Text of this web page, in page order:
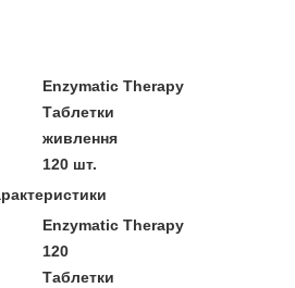
Enzymatic Therapy
Таблетки
живлення
120 шт.
Enzymatic Therapy
120
Таблетки